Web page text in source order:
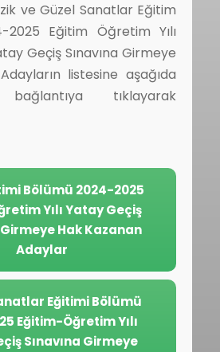
ve Güzel Sanatlar Eğitim
2025 Eğitim Öğretim Yılı
Geçiş Sınavına Girmeye
listesine aşağıda
tıklayarak
Bölümü 2024-2025
Yılı Yatay Geçiş
Girmeye Hak Kazanan
Adaylar
Eğitimi Bölümü
Eğitim-Öğretim Yılı
Sınavına Girmeye